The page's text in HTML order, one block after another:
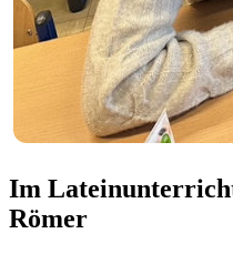
Im
Römer